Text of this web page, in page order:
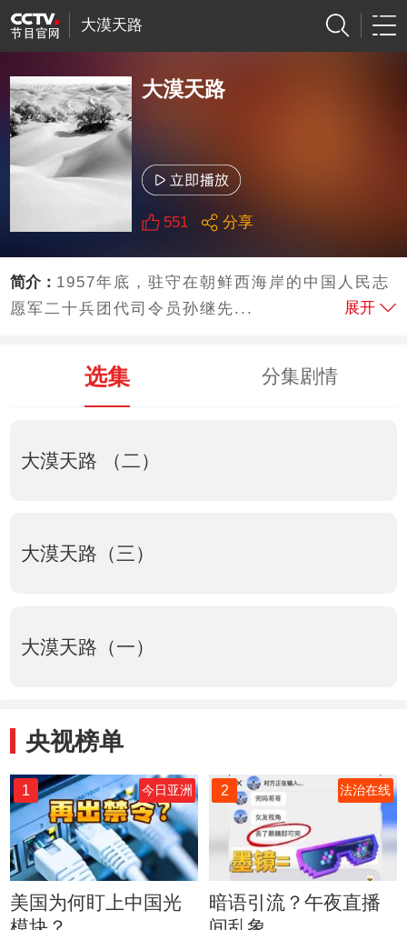
大漠天路
大漠天路
551 分享
简介： 1957年底，驻守在朝鲜西海岸的中国人民志
愿军二十兵团代司令员孙继先...
展开
选集 分集剧情
大漠天路 （二）
大漠天路（三）
大漠天路（一）
央视榜单
1 今日亚洲
美国为何盯上中国光
2 法治在线
暗语引流？午夜直播